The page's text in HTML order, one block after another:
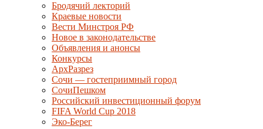
Бродячий лекторий
Краевые новости
Вести Минстроя РФ
Новое в законодательстве
Объявления и анонсы
Конкурсы
АрхРазрез
Сочи — гостеприимный город
СочиПешком
Российский инвестиционный форум
FIFA World Cup 2018
Эко-Берег